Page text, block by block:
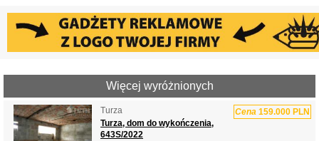
Więcej wyróżnionych
Turza Cena 159.000 PLN
Turza, dom do wykończenia,
643S/2022